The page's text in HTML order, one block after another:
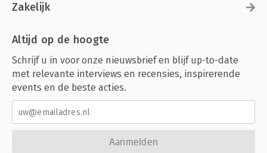
Zakelijk
Altijd op de hoogte
Schrijf u in voor onze nieuwsbrief en blijf up-to-date
met relevante interviews en recensies, inspirerende
events en de beste acties.
Aanmelden